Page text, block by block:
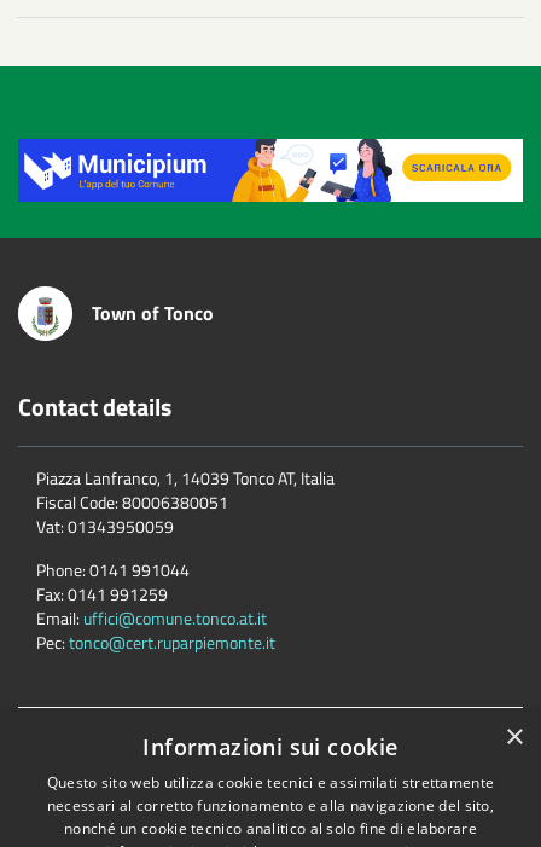
Title
Town of Tonco
Contact details
Piazza Lanfranco, 1, 14039 Tonco AT, Italia
Fiscal Code:80006380051
Vat:01343950059
Phone:0141 991044
Fax:0141 991259
Email: uffici@comune.tonco.at.it
Pec:tonco@cert.ruparpiemonte.it
Accessibility Privacy Cookie
Sitemap
Comune convenzionatoAstigov
×
Informazioni sui cookie
Questo sito web utilizza cookie tecnici e assimilati strettamente
necessari al corretto funzionamento e alla navigazione del sito,
nonché un cookie tecnico analitico al solo fine di elaborare